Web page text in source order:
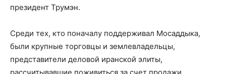
президент Трумэн.
Среди тех, кто поначалу поддерживал Мосаддыка,
были крупные торговцы и землевладельцы,
представители деловой иранской элиты,